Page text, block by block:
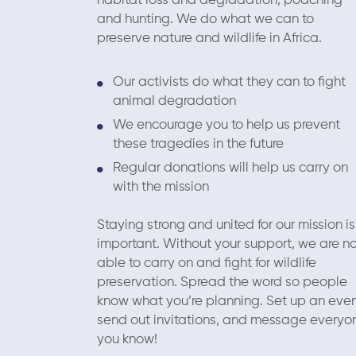
and hunting. We do what we can to
preserve nature and wildlife in Africa.
Our activists do what they can to fight
animal degradation
We encourage you to help us prevent
these tragedies in the future
Regular donations will help us carry on
with the mission
Staying strong and united for our mission is
important. Without your support, we are
able to carry on and fight for wildlife
preservation. Spread the word so people
know what you’re planning. Set up an
send out invitations, and message
you know!